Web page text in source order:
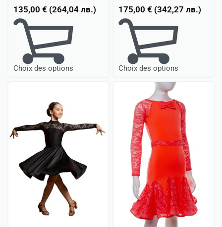
135,00 € (264,04 лв.)
Choix des options
175,00 € (342,27 лв.)
Choix des options